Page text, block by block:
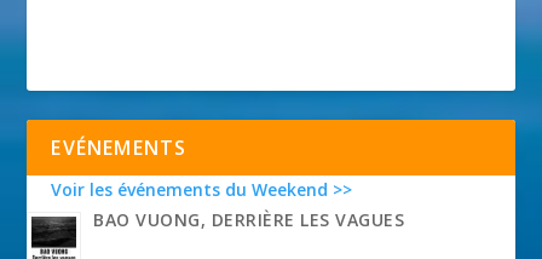
EVÉNEMENTS
Voir les événements du Weekend >>
BAO VUONG, DERRIÈRE LES VAGUES